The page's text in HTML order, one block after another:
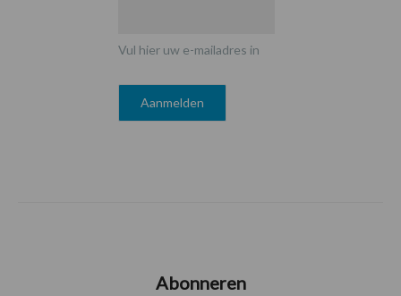
Vul hier uw e-mailadres in
Abonneren